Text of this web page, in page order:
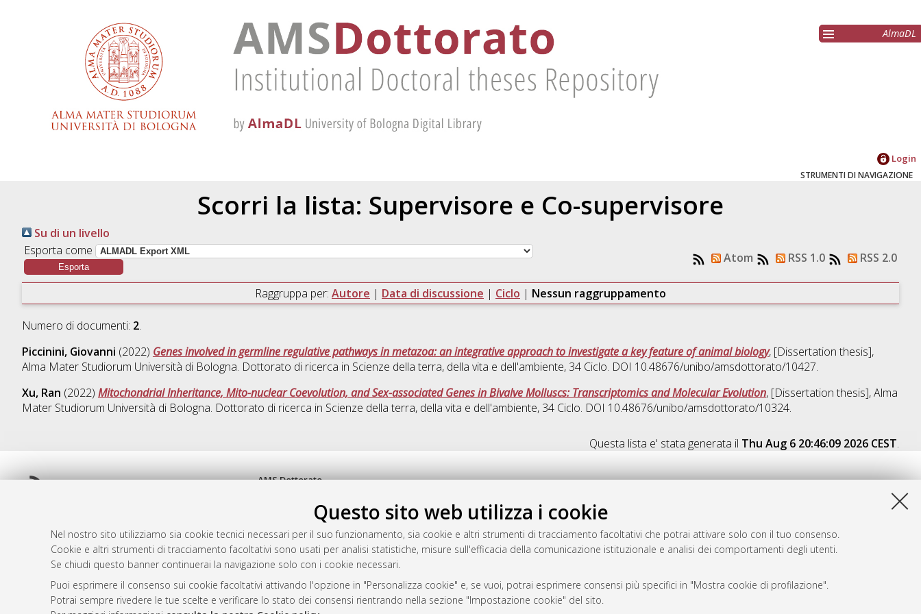
Questo sito web utilizza i cookie
Nel nostro sito utilizziamo sia cookie tecnici necessari per il suo funzionamento, sia cookie e altri strumenti di tracciamento facoltativi che potrai attivare solo con il tuo consenso.
Cookie e altri strumenti di tracciamento facoltativi sono usati per analisi statistiche, misure sull'efficacia della comunicazione istituzionale e analisi dei comportamenti degli utenti.
Se chiudi questo banner continuerai la navigazione solo con i cookie necessari.
Puoi esprimere il consenso sui cookie facoltativi attivando l'opzione in "Personalizza cookie" e, se vuoi, potrai esprimere consensi più specifici in "Mostra cookie di profilazione".
Potrai sempre rivedere le tue scelte e verificare lo stato dei consensi rientrando nella sezione "Impostazione cookie" del sito.
AlmaDL
Login
STRUMENTI DI NAVIGAZIONE
Scorri la lista: Supervisore e Co-supervisore
Su di un livello
Esporta come
Atom RSS 1.0 RSS 2.0
Raggruppa per: Autore | Data di discussione | Ciclo | Nessun raggruppamento
Numero di documenti: 2.
Piccinini, Giovanni (2022) Genes involved in germline regulative pathways in metazoa: an integrative approach to investigate a key feature of animal biology, [Dissertation thesis],
Alma Mater Studiorum Università di Bologna. Dottorato di ricerca in Scienze della terra, della vita e dell'ambiente, 34 Ciclo. DOI 10.48676/unibo/amsdottorato/10427.
Xu, Ran (2022) Mitochondrial Inheritance, Mito-nuclear Coevolution, and Sex-associated Genes in Bivalve Molluscs: Transcriptomics and Molecular Evolution, [Dissertation thesis], Alma
Mater Studiorum Università di Bologna. Dottorato di ricerca in Scienze della terra, della vita e dell'ambiente, 34 Ciclo. DOI 10.48676/unibo/amsdottorato/10324.
Questa lista e' stata generata il Thu Aug 6 20:46:09 2026 CEST.
Atom
Rss 2.0
AMS Dottorato
Servizio implementato e gestito daAlmaDL
Impostazioni Cookie
Informativa sulla privacy
Condizioni d’uso del sito